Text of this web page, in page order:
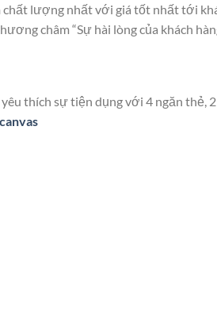
lượng nhất với giá tốt nhất tới
châm “Sự hài lòng của khách
thích sự tiện dụng với 4 ngăn thẻ,